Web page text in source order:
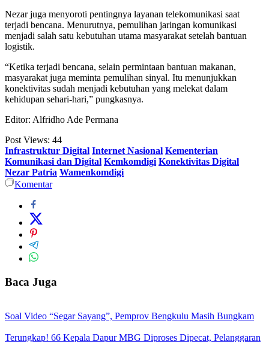
Nezar juga menyoroti pentingnya layanan telekomunikasi saat
terjadi bencana. Menurutnya, pemulihan jaringan komunikasi
menjadi salah satu kebutuhan utama masyarakat setelah bantuan
logistik.
“Ketika terjadi bencana, selain permintaan bantuan makanan,
masyarakat juga meminta pemulihan sinyal. Itu menunjukkan
konektivitas sudah menjadi kebutuhan yang melekat dalam
kehidupan sehari-hari,” pungkasnya.
Editor: Alfridho Ade Permana
Post Views: 44
Infrastruktur Digital Internet Nasional Kementerian
Komunikasi dan Digital Kemkomdigi Konektivitas Digital
Nezar Patria Wamenkomdigi
Komentar
Baca Juga
Soal Video “Segar Sayang”, Pemprov Bengkulu Masih Bungkam
Terungkap! 66 Kepala Dapur MBG Diproses Dipecat, Pelanggaran